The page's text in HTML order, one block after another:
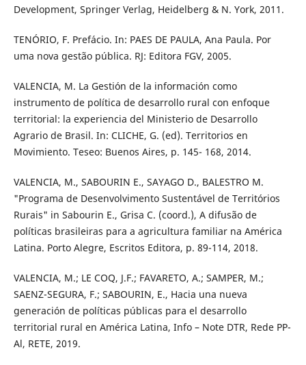
Development, Springer Verlag, Heidelberg & N. York, 2011.
TENÓRIO, F. Prefácio. In: PAES DE PAULA, Ana Paula. Por
uma nova gestão pública. RJ: Editora FGV, 2005.
VALENCIA, M. La Gestión de la información como
instrumento de política de desarrollo rural con enfoque
territorial: la experiencia del Ministerio de Desarrollo
Agrario de Brasil. In: CLICHE, G. (ed). Territorios en
Movimiento. Teseo: Buenos Aires, p. 145- 168, 2014.
VALENCIA, M., SABOURIN E., SAYAGO D., BALESTRO M.
"Programa de Desenvolvimento Sustentável de Territórios
Rurais" in Sabourin E., Grisa C. (coord.), A difusão de
políticas brasileiras para a agricultura familiar na América
Latina. Porto Alegre, Escritos Editora, p. 89-114, 2018.
VALENCIA, M.; LE COQ, J.F.; FAVARETO, A.; SAMPER, M.;
SAENZ-SEGURA, F.; SABOURIN, E., Hacia una nueva
generación de políticas públicas para el desarrollo
territorial rural en América Latina, Info – Note DTR, Rede PP-
Al, RETE, 2019.